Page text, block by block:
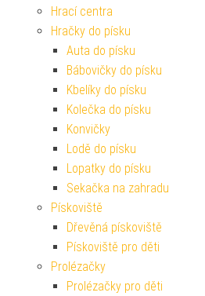
Hrací centra
Hračky do písku
Auta do písku
Bábovičky do písku
Kbelíky do písku
Kolečka do písku
Konvičky
Lodě do písku
Lopatky do písku
Sekačka na zahradu
Pískoviště
Dřevěná pískoviště
Pískoviště pro děti
Prolézačky
Prolézačky pro děti